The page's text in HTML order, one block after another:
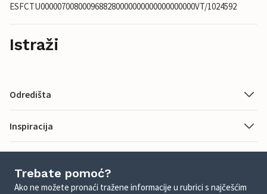
ESFCTU0000070080009688280000000000000000000VT/1024592
Istraži
Odredišta
Inspiracija
Trebate pomoć?
Ako ne možete pronaći tražene informacije u rubrici s najčešćim